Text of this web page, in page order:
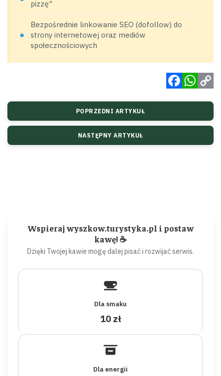
pizzę"
Bezpośrednie linkowanie SEO (dofollow) do
strony internetowej oraz mediów
społecznościowych
POPRZEDNI ARTYKUŁ
NASTĘPNY ARTYKUŁ
Wspieraj wyszkow.turystyka.pl i postaw
kawę! ☕
Dzięki Twojej kawie mogę dalej pisać i rozwijać serwis.
Dla smaku
10 zł
Dla energii